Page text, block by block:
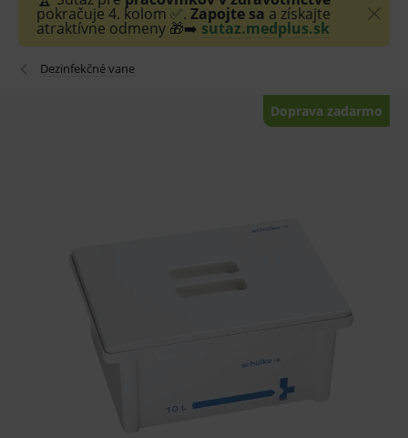
pokračuje 4. kolom ✅. Zapojte sa a získajte
atraktívne odmeny 🎁➡️ sutaz.medplus.sk
Dezinfekčné vane
Doprava zadarmo